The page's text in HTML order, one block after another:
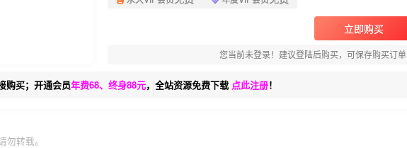
立即购买
您当前未登录！建议登陆后购买，可保存购买订单
购买；开通会员年费68、终身88元，全站资源免费下载 点此注册！
转载。